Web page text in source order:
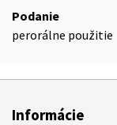
Podanie
perorálne použitie
Informácie